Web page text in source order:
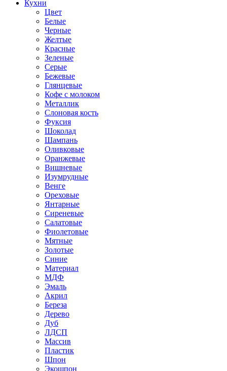
Кухни
Цвет
Белые
Черные
Желтые
Красные
Зеленые
Серые
Бежевые
Глянцевые
Кофе с молоком
Металлик
Слоновая кость
Фуксия
Шоколад
Шампань
Оливковые
Оранжевые
Вишневые
Изумрудные
Венге
Ореховые
Янтарные
Сиреневые
Салатовые
Фиолетовые
Мятные
Золотые
Синие
Материал
МДФ
Эмаль
Акрил
Береза
Дерево
Дуб
ЛДСП
Массив
Пластик
Шпон
Экошпон